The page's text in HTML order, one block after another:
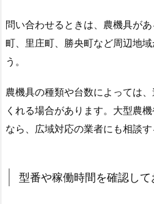
問い合わせるときは、農機具が
町、里庄町、勝央町など周辺地
う。
農機具の種類や台数によっては
くれる場合があります。大型農
なら、広域対応の業者にも相談す
型番や稼働時間を確認して